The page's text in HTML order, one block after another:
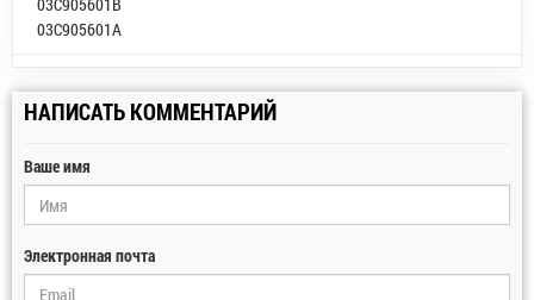
03C905601A
НАПИСАТЬ КОММЕНТАРИЙ
Ваше имя
Электронная почта